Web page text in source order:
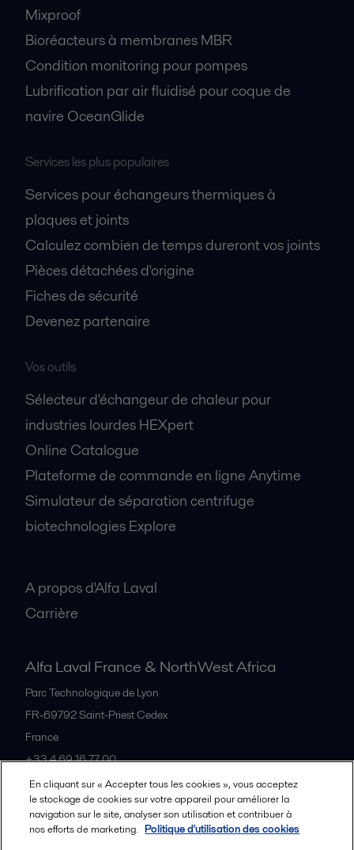
Mixproof
Bioréacteurs à membranes MBR
Condition monitoring pour pompes
Lubrification par air fluidisé pour coque de
navire OceanGlide
Services les plus populaires
Services pour échangeurs thermiques à
plaques et joints
Calculez combien de temps dureront vos joints
Pièces détachées d'origine
Fiches de sécurité
Devenez partenaire
Vos outils
Sélecteur d'échangeur de chaleur pour
industries lourdes HEXpert
Online Catalogue
Plateforme de commande en ligne Anytime
Simulateur de séparation centrifuge
biotechnologies Explore
A propos d'Alfa Laval
Carrière
Alfa Laval France & NorthWest Africa
Parc Technologique de Lyon
FR-69792Saint-Priest Cedex
France
+33 4 69 16 77 00
Tous les bureaux et partenaires
En cliquant sur « Accepter tous les cookies », vous acceptez
le stockage de cookies sur votre appareil pour améliorer la
navigation sur le site, analyser son utilisation et contribuer à
nos efforts de marketing. Politique d'utilisation des cookies